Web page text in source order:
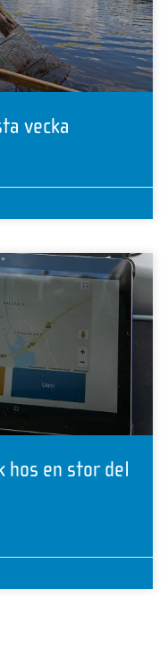
vecka
hos en stor del